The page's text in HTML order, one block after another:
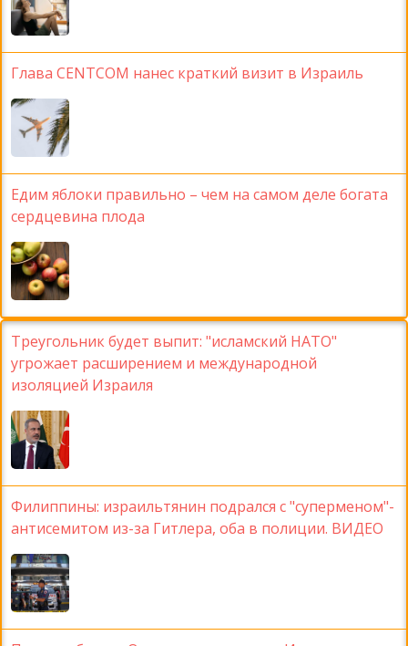
Глава CENTCOM нанес краткий визит в Израиль
Едим яблоки правильно – чем на самом деле богата
сердцевина плода
Треугольник будет выпит: "исламский НАТО"
угрожает расширением и международной
изоляцией Израиля
Филиппины: израильтянин подрался с "суперменом"-
антисемитом из-за Гитлера, оба в полиции. ВИДЕО